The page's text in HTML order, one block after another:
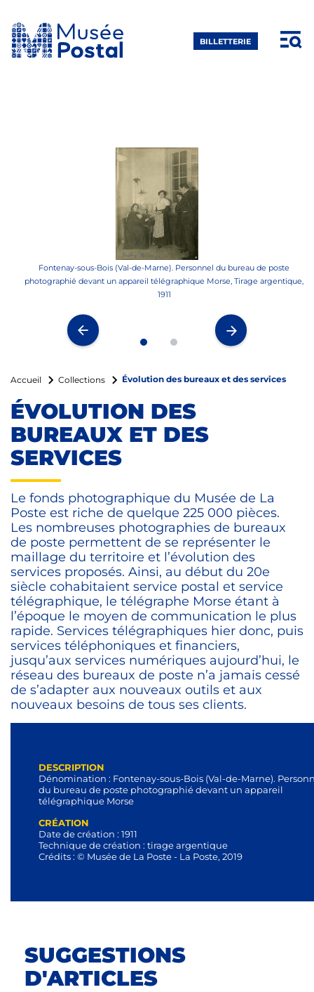
au
contenu
principal
BILLETTERIE
Fontenay-sous-Bois (Val-de-Marne). Personnel du bureau de poste
photographié devant un appareil télégraphique Morse, Tirage argentique,
1911
Détail - Fontenay-sous-Bois (Val-de-Marne). Personnel du bureau de poste
photographié devant un appareil télégraphique Morse, Tirage argentique,
1911
Accueil Collections Évolution des bureaux et des services
ÉVOLUTION DES
BUREAUX ET DES
SERVICES
Le fonds photographique du Musée de La
Poste est riche de quelque 225 000 pièces.
Les nombreuses photographies de bureaux
de poste permettent de se représenter le
maillage du territoire et l’évolution des
services proposés. Ainsi, au début du 20e
siècle cohabitaient service postal et service
télégraphique, le télégraphe Morse étant à
l’époque le moyen de communication le plus
rapide. Services télégraphiques hier donc, puis
services téléphoniques et financiers,
jusqu’aux services numériques aujourd’hui, le
réseau des bureaux de poste n’a jamais cessé
de s’adapter aux nouveaux outils et aux
nouveaux besoins de tous ses clients.
DESCRIPTION
Dénomination : Fontenay-sous-Bois (Val-de-Marne).
du bureau de poste photographié devant un appareil
télégraphique Morse
CRÉATION
Date de création : 1911
Technique de création : tirage argentique
Crédits : © Musée de La Poste - La Poste, 2019
SUGGESTIONS
D'ARTICLES